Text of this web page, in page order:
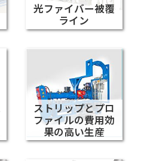
光ファイバー被覆
ライン
ストリップとプロ
ファイルの費用効
果の高い生産